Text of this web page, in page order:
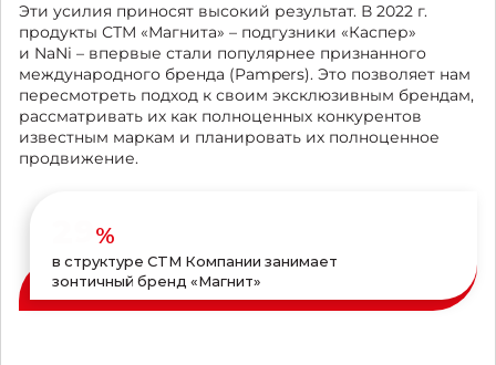
Эти усилия приносят высокий результат. В 2022 г.
продукты СТМ «Магнита» – подгузники «Каспер»
и NaNi – впервые стали популярнее признанного
международного бренда (Pampers). Это позволяет нам
пересмотреть подход к своим эксклюзивным брендам,
рассматривать их как полноценных конкурентов
известным маркам и планировать их полноценное
продвижение.
%
в структуре СТМ Компании занимает
зонтичный бренд «Магнит»